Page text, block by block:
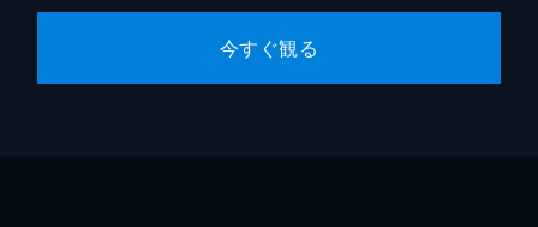
今すぐ観る